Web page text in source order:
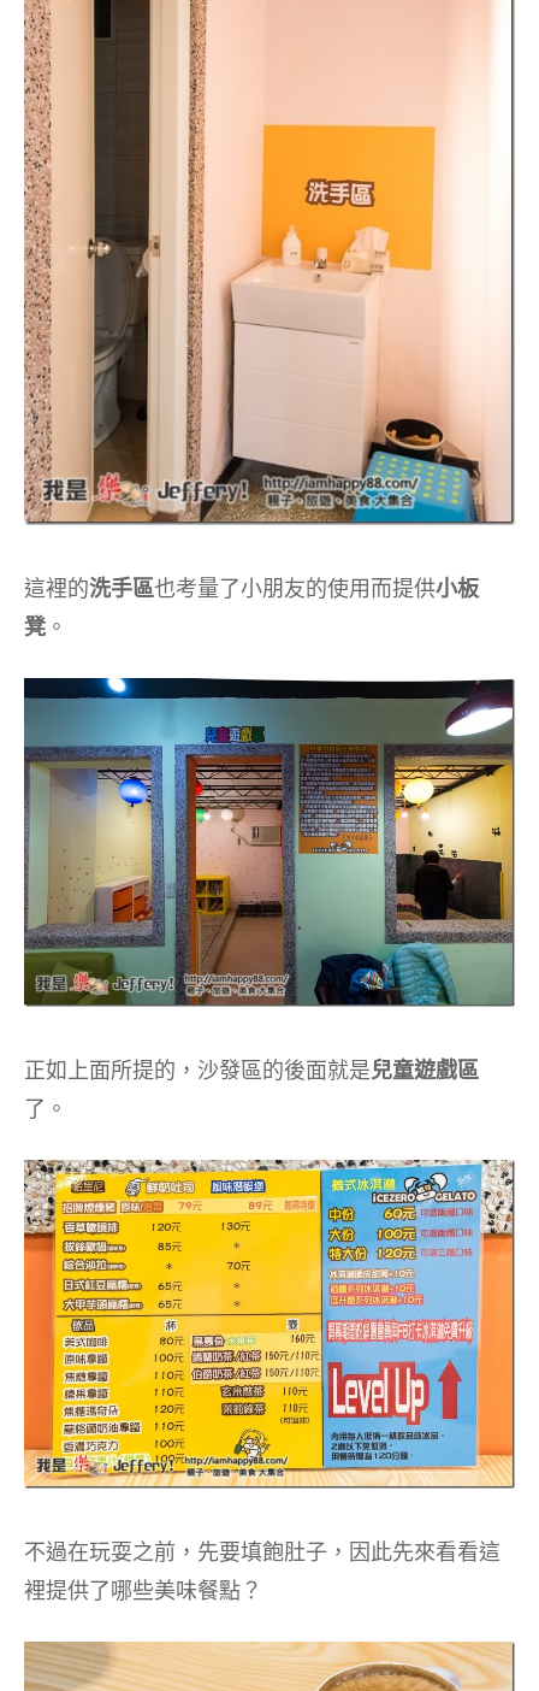
這裡的洗手區也考量了小朋友的使用而提供小板
凳 。
正如上面所提的，沙發區的後面就是兒童遊戲區
了。
不過在玩耍之前，先要填飽肚子，因此先來看看這
裡提供了哪些美味餐點？